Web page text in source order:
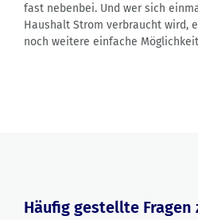
fast nebenbei. Und wer sich
Haushalt Strom verbraucht wird,
noch weitere einfache
Häufig gestellte Fragen